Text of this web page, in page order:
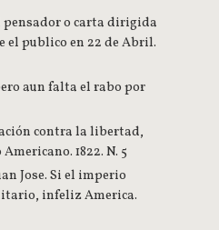
pensador o carta dirigida
el publico en 22 de Abril.
aun falta el rabo por
contra la libertad,
1822. N. 5
Jose. Si el imperio
infeliz America.